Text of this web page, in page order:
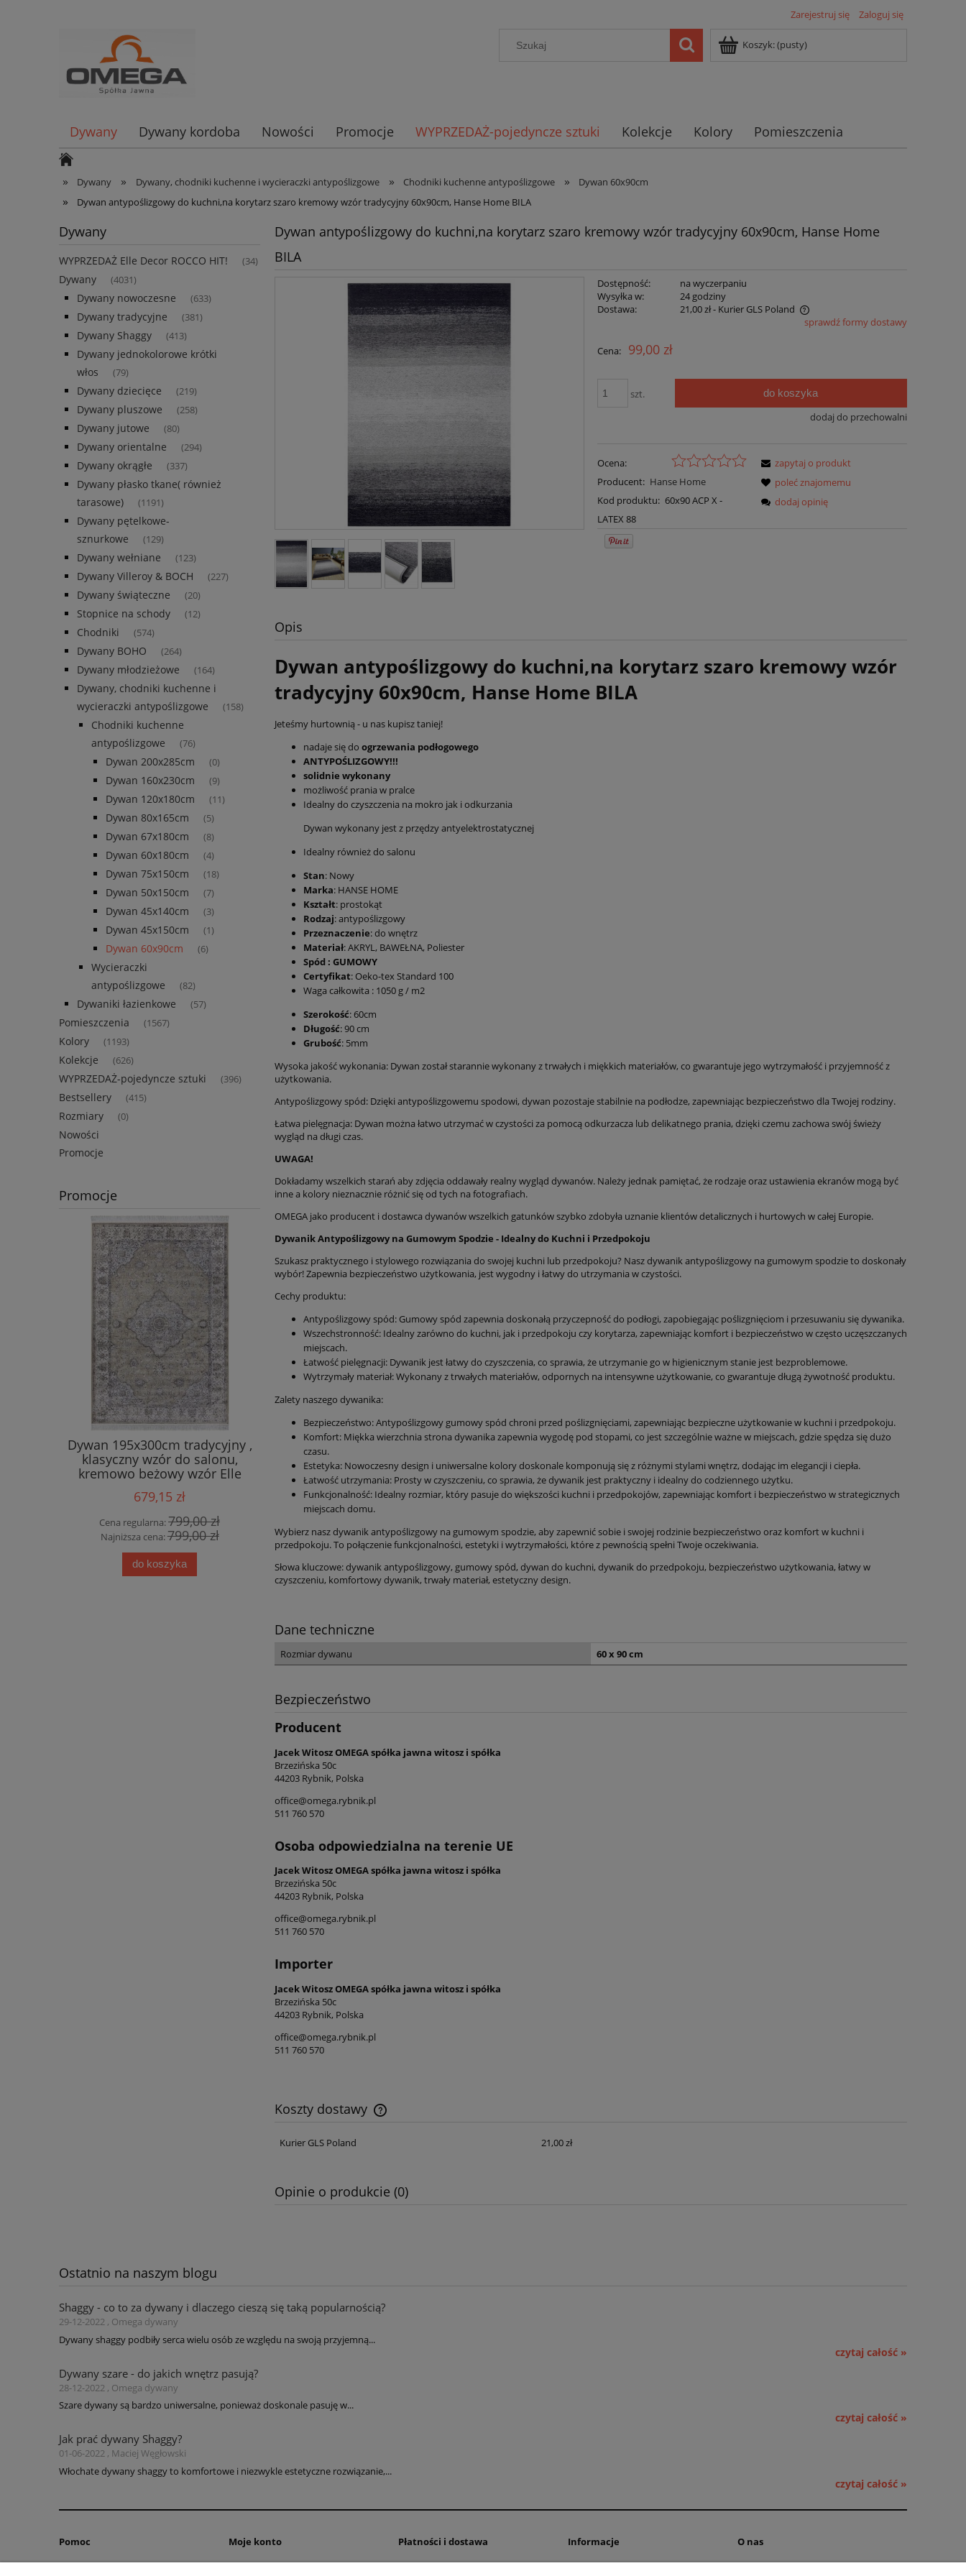
Zarejestruj się Zaloguj się
Koszyk:(pusty)
Dywany Dywany kordoba Nowości Promocje WYPRZEDAŻ-pojedyncze sztuki Kolekcje Kolory Pomieszczenia
» Dywany » Dywany, chodniki kuchenne i wycieraczki antypoślizgowe » Chodniki kuchenne antypoślizgowe » Dywan 60x90cm
» Dywan antypoślizgowy do kuchni,na korytarz szaro kremowy wzór tradycyjny 60x90cm, Hanse Home BILA
Dywany
WYPRZEDAŻ Elle Decor ROCCO HIT! (34)
Dywany (4031)
Dywany nowoczesne (633)
Dywany tradycyjne (381)
Dywany Shaggy (413)
Dywany jednokolorowe krótki
włos
(79)
Dywany dziecięce (219)
Dywany pluszowe (258)
Dywany jutowe (80)
Dywany orientalne (294)
Dywany okrągłe (337)
Dywany płasko tkane( również
tarasowe)
(1191)
Dywany pętelkowe-
sznurkowe
(129)
Dywany wełniane (123)
Dywany Villeroy & BOCH (227)
Dywany świąteczne (20)
Stopnice na schody (12)
Chodniki (574)
Dywany BOHO (264)
Dywany młodzieżowe (164)
Dywany, chodniki kuchenne i
wycieraczki antypoślizgowe
(158)
Chodniki kuchenne
antypoślizgowe
(76)
Dywan 200x285cm (0)
Dywan 160x230cm (9)
Dywan 120x180cm (11)
Dywan 80x165cm (5)
Dywan 67x180cm (8)
Dywan 60x180cm (4)
Dywan 75x150cm (18)
Dywan 50x150cm (7)
Dywan 45x140cm (3)
Dywan 45x150cm (1)
Dywan 60x90cm (6)
Wycieraczki
antypoślizgowe
(82)
Dywaniki łazienkowe (57)
Pomieszczenia (1567)
Kolory (1193)
Kolekcje (626)
WYPRZEDAŻ-pojedyncze sztuki (396)
Bestsellery (415)
Rozmiary (0)
Nowości
Promocje
Promocje
Dywan 195x300cm tradycyjny ,
klasyczny wzór do salonu,
kremowo beżowy wzór Elle
Decor Keshan Derya
679,15 zł
Cena regularna:799,00 zł
Najniższa cena:799,00 zł
do koszyka
Ekskluzywny beżowy dywan z
wiskozy, Nouristan Hamun
200x300cm
679,15 zł
Najniższa cena:799,00 zł
do koszyka
Dywan tradycyjny do salonu
200x280cm, Villeroy&BOCH
Gabrielle ,klasyczny wzór
kremowo niebieski
1 146,65 zł
Najniższa cena:1 349,00 zł
do koszyka
Dywan tradycyjny do salonu
160x225cm, Villeroy&BOCH
EGON ,klasyczny wzór
pomarańczowo kremowy z
frędzlami
849,15 zł
Najniższa cena:999,00 zł
do koszyka
DYWAN
Dywan antypoślizgowy do kuchni,na korytarz szaro kremowy wzór tradycyjny 60x90cm, Hanse Home
BILA
Dostępność:
na wyczerpaniu
Wysyłka w:
24 godziny
Dostawa:
21,00 zł- Kurier GLS Poland
płatności
sprawdź formy dostawy
Cena: 99,00 zł
szt. do koszyka
dodaj do przechowalni
Ocena:
Producent: Hanse Home
Kod produktu: 60x90 ACP X -
LATEX 88
zapytaj o produkt
poleć znajomemu
dodaj opinię
Opis
Dywan antypoślizgowy do kuchni,na korytarz szaro kremowy wzór
tradycyjny 60x90cm, Hanse Home BILA
Jeteśmy hurtownią - u nas kupisz taniej!
nadaje się do ogrzewania podłogowego
ANTYPOŚLIZGOWY!!!
solidnie wykonany
możliwość prania w pralce
Idealny do czyszczenia na mokro jak i odkurzania
Dywan wykonany jest z przędzy antyelektrostatycznej
Idealny również do salonu
Stan: Nowy
Marka: HANSE HOME
Kształt: prostokąt
Rodzaj: antypoślizgowy
Przeznaczenie: do wnętrz
Materiał: AKRYL, BAWEŁNA, Poliester
Spód : GUMOWY
Certyfikat: Oeko-tex Standard 100
Waga całkowita : 1050 g / m2
Szerokość: 60cm
Długość: 90 cm
Grubość: 5mm
Wysoka jakość wykonania: Dywan został starannie wykonany z trwałych i miękkich materiałów, co gwarantuje jego wytrzymałość i przyjemność z
użytkowania.
Antypoślizgowy spód: Dzięki antypoślizgowemu spodowi, dywan pozostaje stabilnie na podłodze, zapewniając bezpieczeństwo dla Twojej rodziny.
Łatwa pielęgnacja: Dywan można łatwo utrzymać w czystości za pomocą odkurzacza lub delikatnego prania, dzięki czemu zachowa swój świeży
wygląd na długi czas.
UWAGA!
Dokładamy wszelkich starań aby zdjęcia oddawały realny wygląd dywanów. Należy jednak pamiętać, że rodzaje oraz ustawienia ekranów mogą być
inne a kolory nieznacznie różnić się od tych na fotografiach.
OMEGA jako producent i dostawca dywanów wszelkich gatunków szybko zdobyła uznanie klientów detalicznych i hurtowych w całej Europie.
Dywanik Antypoślizgowy na Gumowym Spodzie - Idealny do Kuchni i Przedpokoju
Szukasz praktycznego i stylowego rozwiązania do swojej kuchni lub przedpokoju? Nasz dywanik antypoślizgowy na gumowym spodzie to doskonały
wybór! Zapewnia bezpieczeństwo użytkowania, jest wygodny i łatwy do utrzymania w czystości.
Cechy produktu:
Antypoślizgowy spód: Gumowy spód zapewnia doskonałą przyczepność do podłogi, zapobiegając poślizgnięciom i przesuwaniu się dywanika.
Wszechstronność: Idealny zarówno do kuchni, jak i przedpokoju czy korytarza, zapewniając komfort i bezpieczeństwo w często uczęszczanych
miejscach.
Łatwość pielęgnacji: Dywanik jest łatwy do czyszczenia, co sprawia, że utrzymanie go w higienicznym stanie jest bezproblemowe.
Wytrzymały materiał: Wykonany z trwałych materiałów, odpornych na intensywne użytkowanie, co gwarantuje długą żywotność produktu.
Zalety naszego dywanika:
Bezpieczeństwo: Antypoślizgowy gumowy spód chroni przed poślizgnięciami, zapewniając bezpieczne użytkowanie w kuchni i przedpokoju.
Komfort: Miękka wierzchnia strona dywanika zapewnia wygodę pod stopami, co jest szczególnie ważne w miejscach, gdzie spędza się dużo
czasu.
Estetyka: Nowoczesny design i uniwersalne kolory doskonale komponują się z różnymi stylami wnętrz, dodając im elegancji i ciepła.
Łatwość utrzymania: Prosty w czyszczeniu, co sprawia, że dywanik jest praktyczny i idealny do codziennego użytku.
Funkcjonalność: Idealny rozmiar, który pasuje do większości kuchni i przedpokojów, zapewniając komfort i bezpieczeństwo w strategicznych
miejscach domu.
Wybierz nasz dywanik antypoślizgowy na gumowym spodzie, aby zapewnić sobie i swojej rodzinie bezpieczeństwo oraz komfort w kuchni i
przedpokoju. To połączenie funkcjonalności, estetyki i wytrzymałości, które z pewnością spełni Twoje oczekiwania.
Słowa kluczowe: dywanik antypoślizgowy, gumowy spód, dywan do kuchni, dywanik do przedpokoju, bezpieczeństwo użytkowania, łatwy w
czyszczeniu, komfortowy dywanik, trwały materiał, estetyczny design.
Dane techniczne
Rozmiar dywanu 60 x 90 cm
Bezpieczeństwo
Producent
Jacek Witosz OMEGA spółka jawna witosz i spółka
Brzezińska 50c
44203 Rybnik, Polska
office@omega.rybnik.pl
511 760 570
Osoba odpowiedzialna na terenie UE
Jacek Witosz OMEGA spółka jawna witosz i spółka
Brzezińska 50c
44203 Rybnik, Polska
office@omega.rybnik.pl
511 760 570
Importer
Jacek Witosz OMEGA spółka jawna witosz i spółka
Brzezińska 50c
44203 Rybnik, Polska
office@omega.rybnik.pl
511 760 570
Koszty dostawy
Cena nie zawiera ewentualnych kosztów
Kurier GLS Poland 21,00 zł
Opinie o produkcie (0)
Ostatnio na naszym blogu
Shaggy - co to za dywany i dlaczego cieszą się taką popularnością?
29-12-2022 , Omega dywany
Dywany shaggy podbiły serca wielu osób ze względu na swoją przyjemną...
czytaj całość »
Dywany szare - do jakich wnętrz pasują?
28-12-2022 , Omega dywany
Szare dywany są bardzo uniwersalne, ponieważ doskonale pasuję w...
czytaj całość »
Jak prać dywany Shaggy?
01-06-2022 , Maciej Węgłowski
Włochate dywany shaggy to komfortowe i niezwykle estetyczne rozwiązanie,...
czytaj całość »
Pomoc Moje konto Płatności i dostawa Informacje O nas